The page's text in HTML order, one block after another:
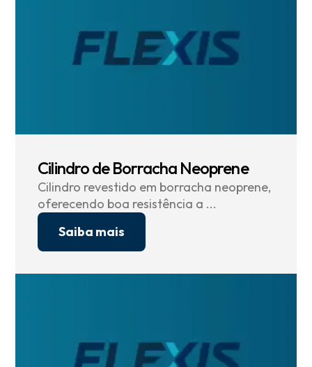
Cilindro de Borracha Neoprene
Cilindro revestido em borracha neoprene,
oferecendo boa resistência a ...
Saiba mais